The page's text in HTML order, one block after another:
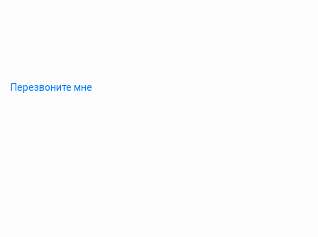
Перезвоните мне